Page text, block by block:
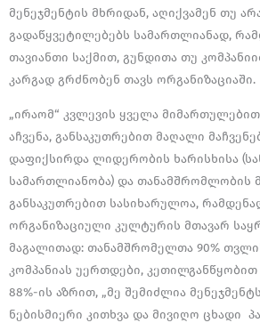
მენეჯმენტის მხრიდან, აღიქვამენ თუ
გადაწყვეტილებებს სამართლიანად,
თავიანთი საქმით, გუნდითა თუ
კარგად გრძნობენ თავს ორგანიზაციაში.
„ირაომ“ კვლევის ყველა
აჩვენა, განსაკუთრებით მაღალი
დაფიქსირდა ლიდერობის ხარისხისა
სამართლიანობა) და თანამშრომლობის
განსაკუთრებით სასიხარულოა,
ორგანიზაციული კულტურის მთავარ
მაგალითად: თანამშრომელთა 90%
კომპანიას უერთდები,
88%-ის აზრით, „მე შემიძლია
ნებისმიერი კითხვა და მივიღო ცხადი